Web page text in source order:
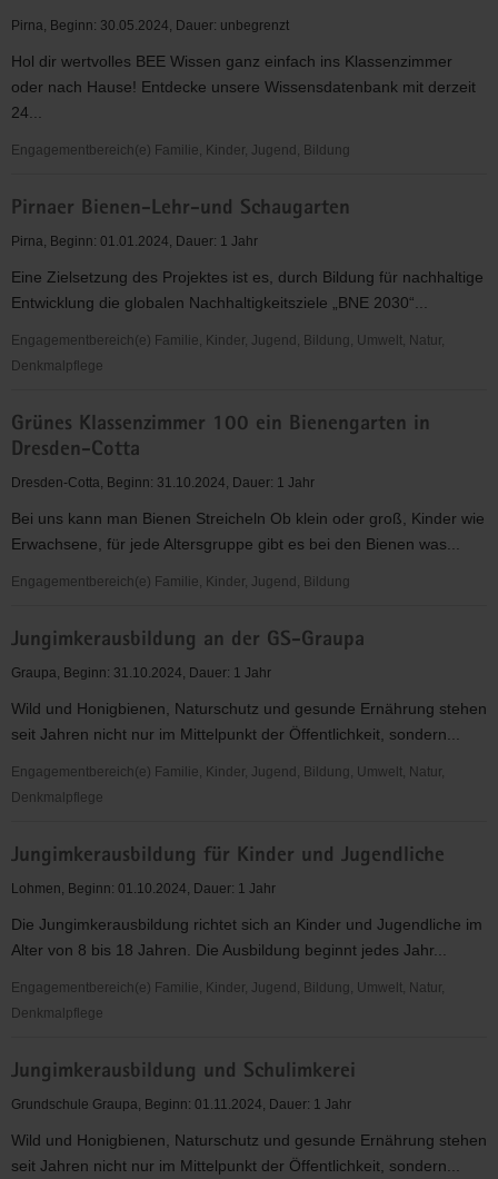
nachhaltige
Pirna, Beginn: 30.05.2024, Dauer: unbegrenzt
Hol dir wertvolles BEE Wissen ganz einfach ins Klassenzimmer
oder nach Hause! Entdecke unsere Wissensdatenbank mit derzeit
24...
Engagementbereich(e) Familie, Kinder, Jugend, Bildung
für
Kids!
Lernen
und
mehr!
Pirnaer Bienen-Lehr-und Schaugarten
Pirna, Beginn: 01.01.2024, Dauer: 1 Jahr
Eine Zielsetzung des Projektes ist es, durch Bildung für nachhaltige
Entwicklung die globalen Nachhaltigkeitsziele „BNE 2030“...
Engagementbereich(e) Familie, Kinder, Jugend, Bildung, Umwelt, Natur,
Denkmalpflege
Bienen-
Lehr-
und
Grünes Klassenzimmer 100 ein Bienengarten in
Dresden-Cotta
Dresden-Cotta, Beginn: 31.10.2024, Dauer: 1 Jahr
Bei uns kann man Bienen Streicheln Ob klein oder groß, Kinder wie
Erwachsene, für jede Altersgruppe gibt es bei den Bienen was...
Engagementbereich(e) Familie, Kinder, Jugend, Bildung
Klassenzimmer
100
Bienengarten
in
Dresden-
Cotta
Jungimkerausbildung an der GS-Graupa
Graupa, Beginn: 31.10.2024, Dauer: 1 Jahr
Wild und Honigbienen, Naturschutz und gesunde Ernährung stehen
seit Jahren nicht nur im Mittelpunkt der Öffentlichkeit, sondern...
Engagementbereich(e) Familie, Kinder, Jugend, Bildung, Umwelt, Natur,
Denkmalpflege
an
der
Graupa
Jungimkerausbildung für Kinder und Jugendliche
Lohmen, Beginn: 01.10.2024, Dauer: 1 Jahr
Die Jungimkerausbildung richtet sich an Kinder und Jugendliche im
Alter von 8 bis 18 Jahren. Die Ausbildung beginnt jedes Jahr...
Engagementbereich(e) Familie, Kinder, Jugend, Bildung, Umwelt, Natur,
Denkmalpflege
für
Kinder
Jugendliche
Jungimkerausbildung und Schulimkerei
Grundschule Graupa, Beginn: 01.11.2024, Dauer: 1 Jahr
Wild und Honigbienen, Naturschutz und gesunde Ernährung stehen
seit Jahren nicht nur im Mittelpunkt der Öffentlichkeit, sondern...